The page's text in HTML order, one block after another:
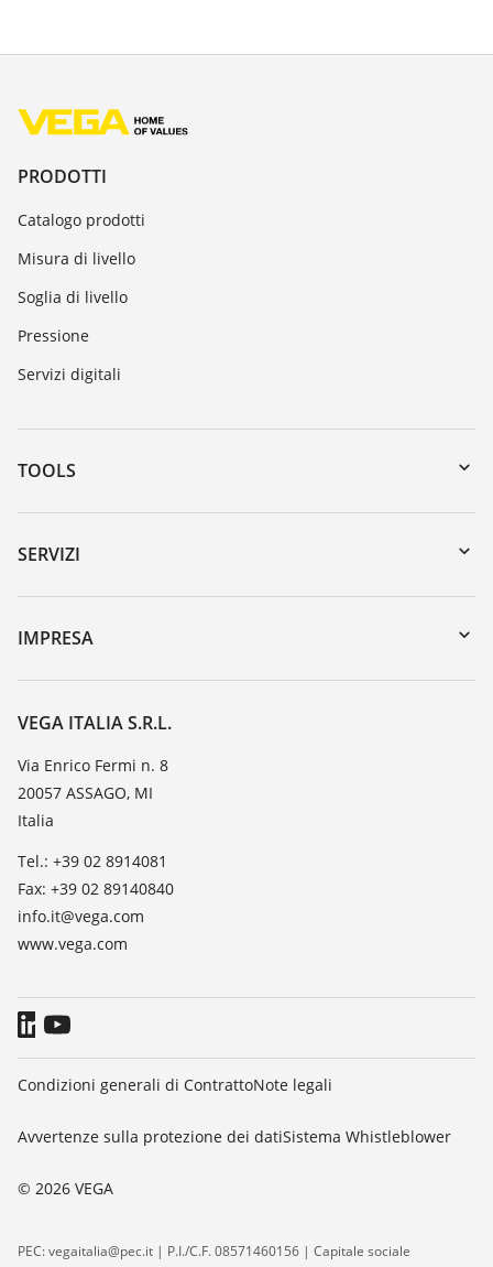
PRODOTTI
Catalogo prodotti
Misura di livello
Soglia di livello
Pressione
Servizi digitali
TOOLS
Downloads
Ricerca numero di serie
DTM Collection/PACTware
SERVIZI
Reso apparecchio
Seminari
Lista resistenza
TeamViewer
IMPRESA
VEGA, l'azienda
Contatto
Novità
Stampa
VEGA ITALIA S.R.L.
Via Enrico Fermi n. 8
20057 ASSAGO, MI
Italia
Tel.: +39 02 8914081
Fax: +39 02 89140840
info.it@vega.com
www.vega.com
© 2026 VEGA
Condizioni generali di ContrattoNote legali
Avvertenze sulla protezione dei datiSistema Whistleblower
PEC: vegaitalia@pec.it | P.I./C.F. 08571460156 | Capitale sociale